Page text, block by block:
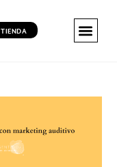
TIENDA